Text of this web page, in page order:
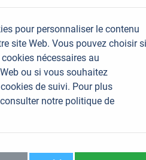
espace
animaux
résultats
factures
pour personnaliser le contenu
site Web. Vous pouvez choisir si
nécessaires au
ou si vous souhaitez
de suivi. Pour plus
notre politique de